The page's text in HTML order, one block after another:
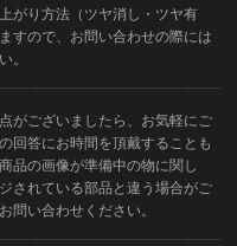
がり方法（ツヤ消し・ツヤ有
すので、お問い合わせの際には
。
がございましたら、お気軽にご
回答にお時間を頂戴することも
品の画像が準備中の物に関し
されている部品と違う場合がご
問い合わせください。